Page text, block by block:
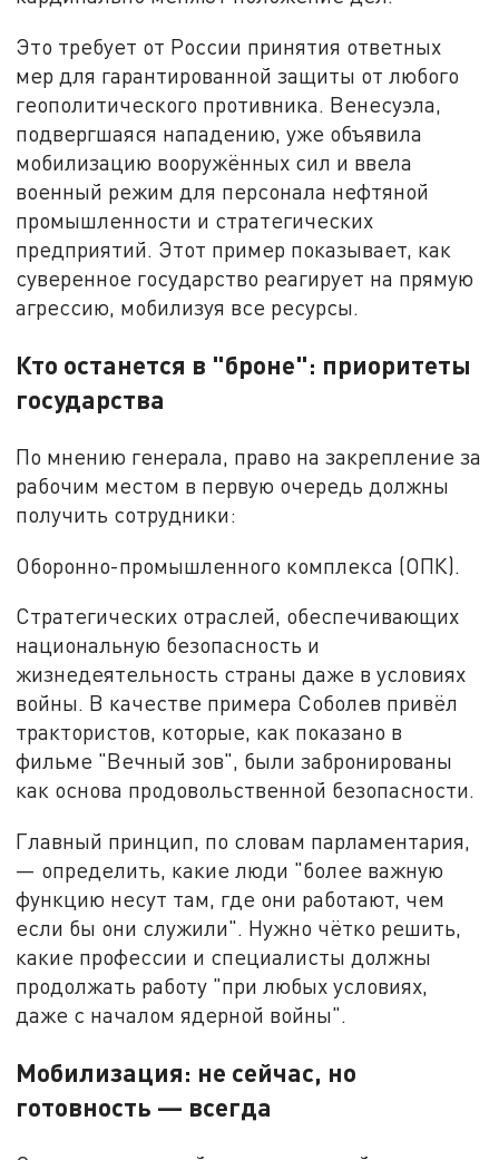
Это требует от России принятия ответных
мер для гарантированной защиты от любого
геополитического противника. Венесуэла,
подвергшаяся нападению, уже объявила
мобилизацию вооружённых сил и ввела
военный режим для персонала нефтяной
промышленности и стратегических
предприятий. Этот пример показывает, как
суверенное государство реагирует на прямую
агрессию, мобилизуя все ресурсы.
Кто останется в "броне": приоритеты
государства
По мнению генерала, право на закрепление за
рабочим местом в первую очередь должны
получить сотрудники:
Оборонно-промышленного комплекса (ОПК).
Стратегических отраслей, обеспечивающих
национальную безопасность и
жизнедеятельность страны даже в условиях
войны. В качестве примера Соболев привёл
трактористов, которые, как показано в
фильме "Вечный зов", были забронированы
как основа продовольственной безопасности.
Главный принцип, по словам парламентария,
— определить, какие люди "более важную
функцию несут там, где они работают, чем
если бы они служили". Нужно чётко решить,
какие профессии и специалисты должны
продолжать работу "при любых условиях,
даже с началом ядерной войны".
Мобилизация: не сейчас, но
готовность — всегда